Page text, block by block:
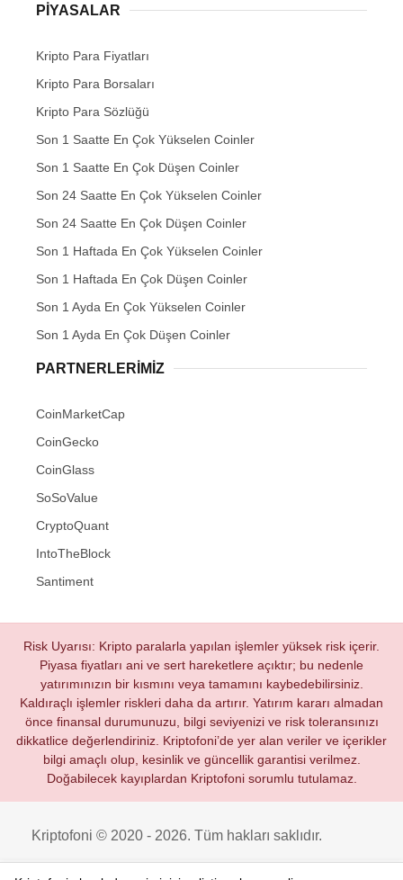
PIYASALAR
Kripto Para Fiyatları
Kripto Para Borsaları
Kripto Para Sözlüğü
Son 1 Saatte En Çok Yükselen Coinler
Son 1 Saatte En Çok Düşen Coinler
Son 24 Saatte En Çok Yükselen Coinler
Son 24 Saatte En Çok Düşen Coinler
Son 1 Haftada En Çok Yükselen Coinler
Son 1 Haftada En Çok Düşen Coinler
Son 1 Ayda En Çok Yükselen Coinler
Son 1 Ayda En Çok Düşen Coinler
PARTNERLERIMIZ
CoinMarketCap
CoinGecko
CoinGlass
SoSoValue
CryptoQuant
IntoTheBlock
Santiment
Risk Uyarısı: Kripto paralarla yapılan işlemler yüksek risk içerir.
Piyasa fiyatları ani ve sert hareketlere açıktır; bu nedenle
yatırımınızın bir kısmını veya tamamını kaybedebilirsiniz.
Kaldıraçlı işlemler riskleri daha da artırır. Yatırım kararı almadan
önce finansal durumunuzu, bilgi seviyenizi ve risk toleransınızı
dikkatlice değerlendiriniz. Kriptofoni’de yer alan veriler ve içerikler
bilgi amaçlı olup, kesinlik ve güncellik garantisi verilmez.
Doğabilecek kayıplardan Kriptofoni sorumlu tutulamaz.
Kriptofoni © 2020 - 2026. Tüm hakları saklıdır.